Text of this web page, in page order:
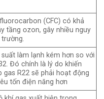
(CFC) có khả
tầng ozon, gây nhiều nguy
suất làm lạnh kém hơn so với
Đó chính là lý do khiến
gas R22 sẽ phải hoạt động
tốn điện năng hơn